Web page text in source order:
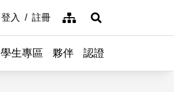
登入 註冊 網站導覽展開搜尋
學生專區 夥伴 認證